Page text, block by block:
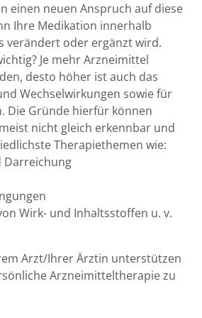
einen neuen Anspruch auf diese
Ihre Medikation innerhalb
verändert oder ergänzt wird.
Je mehr Arzneimittel
desto höher ist auch das
Wechselwirkungen sowie für
Die Gründe hierfür können
nicht gleich erkennbar und
Therapiethemen wie:
Darreichung
Wirk- und Inhaltsstoffen u. v.
Arzt/Ihrer Ärztin unterstützen
Arzneimitteltherapie zu